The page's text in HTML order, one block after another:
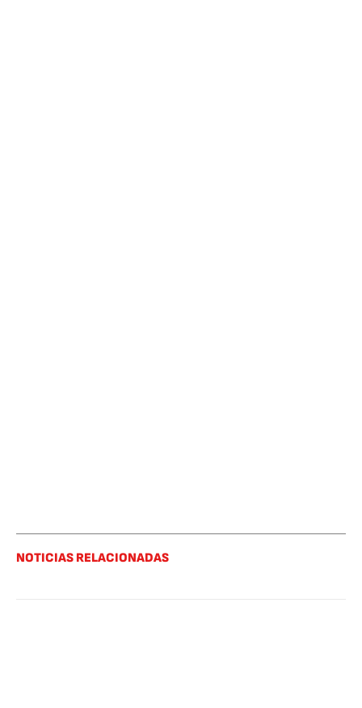
NOTICIAS RELACIONADAS